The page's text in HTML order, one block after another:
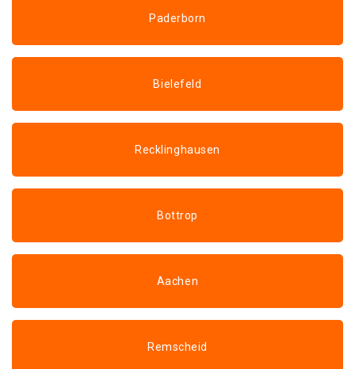
Paderborn
Bielefeld
Recklinghausen
Bottrop
Aachen
Remscheid